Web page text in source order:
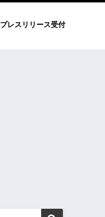
プレスリリース受付